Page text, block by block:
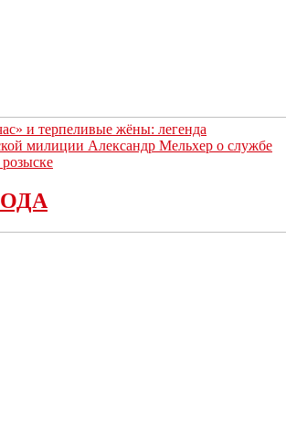
и терпеливые жёны: легенда
милиции Александр Мельхер о службе